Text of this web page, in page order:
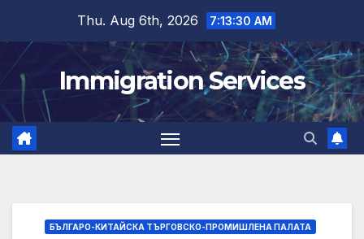
content
Thu. Aug 6th, 2026 7:13:31 AM
Immigration Services
БЪЛГАРО-КИТАЙСКА ТЪРГОВСКО-ПРОМИШЛЕНА ПАЛАТА